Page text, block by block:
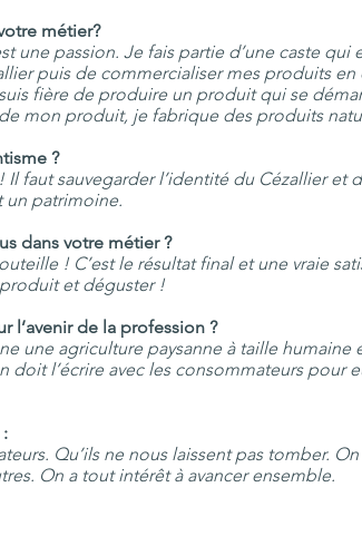
métier?
une passion. Je fais partie d’une caste
puis de commercialiser mes produits
fière de produire un produit qui se
mon produit, je fabrique des produits
?
Il faut sauvegarder l’identité du Cézallier et
un patrimoine.
dans votre métier ?
! C’est le résultat final et une vraie
produit et déguster !
l’avenir de la profession ?
une agriculture paysanne à taille humaine
doit l’écrire avec les consommateurs pour
Qu’ils ne nous laissent pas tomber.
On a tout intérêt à avancer ensemble.